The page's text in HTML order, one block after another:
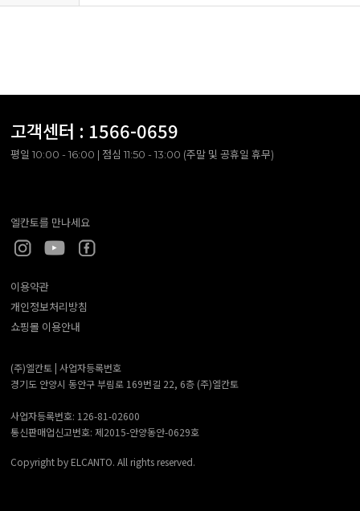
고객센터 : 1566-0659
평일 10:00 - 16:00 | 점심 11:50 - 13:00 (주말 및 공휴일 휴무)
엘칸토를 만나세요
이용약관
개인정보처리방침
쇼핑몰 이용안내
(주)엘칸토 | 사업자등록번호
경기도 안양시 동안구 부림로 169번길 22, 6층 (주)엘칸토
사업자등록번호: 126-81-02600
통신판매업신고번호: 제2015-안양동안-0629호
Copyright by ELCANTO. All rights reserved.